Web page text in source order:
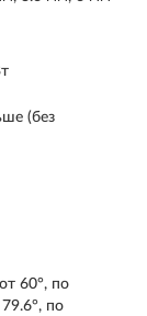
(без
60°, по
по